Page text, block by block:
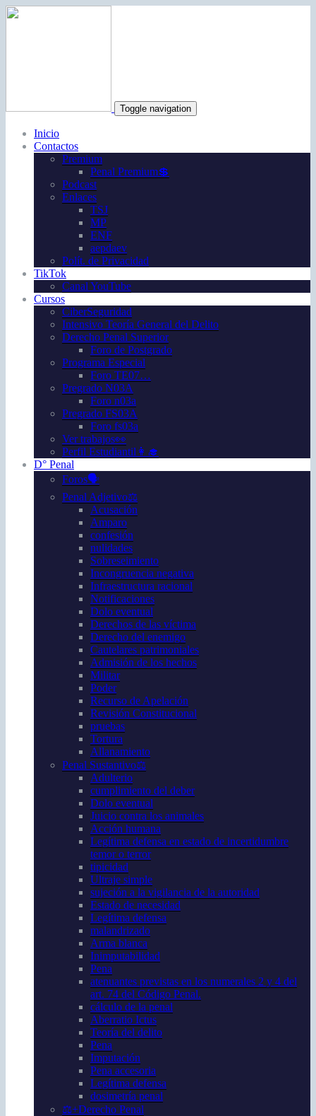
Toggle navigation
Inicio
Contactos
Premium
Penal Premium💲
Podcast
Enlaces
TSJ
MP
ENF
aepdaev
Polít. de Privacidad
TikTok
Canal YouTube
Cursos
CiberSeguridad
Intensivo Teoría General del Delito
Derecho Penal Superior
Foro de Postgrado
Programa Especial
Foro TE07…
Pregrado N03A
Foro n03a
Pregrado FS03A
Foro fs03a
Ver trabajos👀
Perfil Estudiantil👩‍🎓
D° Penal
Foros🗣️
Penal Adjetivo⚖️
Acusación
Amparo
confesión
nulidades
Sobreseimiento
Incongruencia negativa
Infraestructura racional
Notificaciones
Dolo eventual
Derechos de las víctima
Derecho del enemigo
Cautelares patrimoniales
Admisión de los hechos
Militar
Poder
Recurso de Apelación
Revisión Constitucional
pruebas
Tortura
Allanamiento
Penal Sustantivo⚖️
Adulterio
cumplimiento del deber
Dolo eventual
Juicio contra los animales
Acción humana
Legítima defensa en estado de incertidumbre
temor o terror
tipicidad
Ultraje simple
sujeción a la vigilancia de la autoridad
Estado de necesidad
Legítima defensa
malandrizado
Arma blanca
Inimputabilidad
Pena
atenuantes previstas en los numerales 2 y 4 del
art. 74 del Código Penal.
cálculo de la penal
Aberratio Ictus
Teoría del delito
Pena
Imputación
Pena accesoria
Legítima defensa
dosimetría penal
⚖️+Derecho Penal